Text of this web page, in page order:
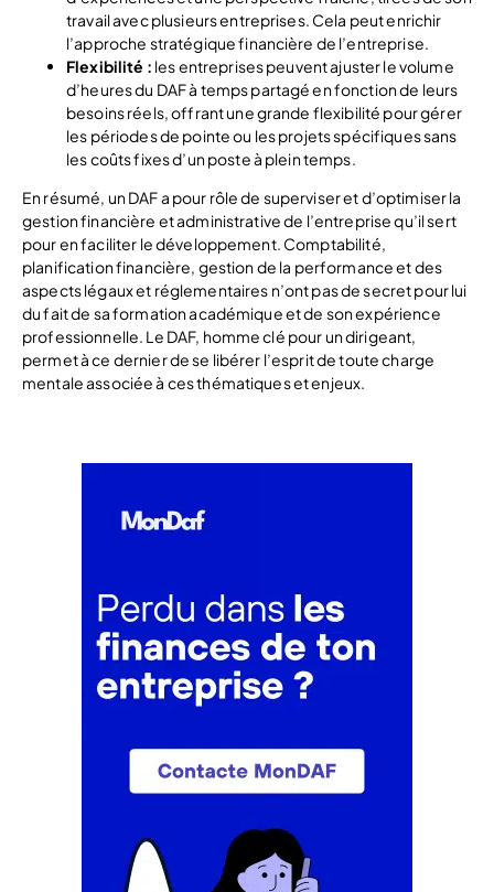
travail avec plusieurs entreprises. Cela peut enrichir
l’approche stratégique financière de l’entreprise.
Flexibilité : les entreprises peuvent ajuster le volume
d’heures du DAF à temps partagé en fonction de leurs
besoins réels, offrant une grande flexibilité pour gérer
les périodes de pointe ou les projets spécifiques sans
les coûts fixes d’un poste à plein temps.
En résumé, un DAF a pour rôle de superviser et d’optimiser la
gestion financière et administrative de l’entreprise qu’il sert
pour en faciliter le développement. Comptabilité,
planification financière, gestion de la performance et des
aspects légaux et réglementaires n’ont pas de secret pour lui
du fait de sa formation académique et de son expérience
professionnelle. Le DAF, homme clé pour un dirigeant,
permet à ce dernier de se libérer l’esprit de toute charge
mentale associée à ces thématiques et enjeux.